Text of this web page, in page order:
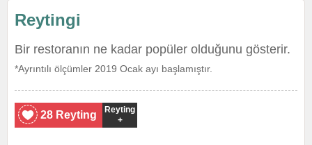
Reytingi
Bir restoranın ne kadar popüler olduğunu gösterir.
*Ayrıntılı ölçümler 2019 Ocak ayı başlamıştır.
28 Reyting
Reyting
+